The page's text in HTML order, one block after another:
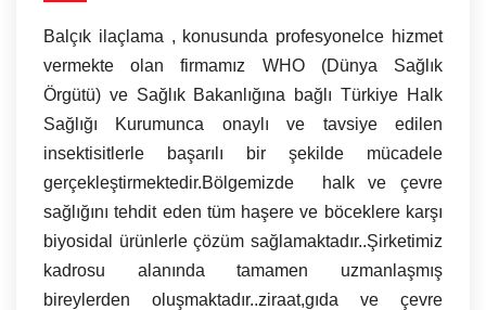
Balçık ilaçlama , konusunda profesyonelce hizmet
vermekte olan firmamız WHO (Dünya Sağlık
Örgütü) ve Sağlık Bakanlığına bağlı Türkiye Halk
Sağlığı Kurumunca onaylı ve tavsiye edilen
insektisitlerle başarılı bir şekilde mücadele
gerçekleştirmektedir.Bölgemizde halk ve çevre
sağlığını tehdit eden tüm haşere ve böceklere karşı
biyosidal ürünlerle çözüm sağlamaktadır..Şirketimiz
kadrosu alanında tamamen uzmanlaşmış
bireylerden oluşmaktadır..ziraat,gıda ve çevre